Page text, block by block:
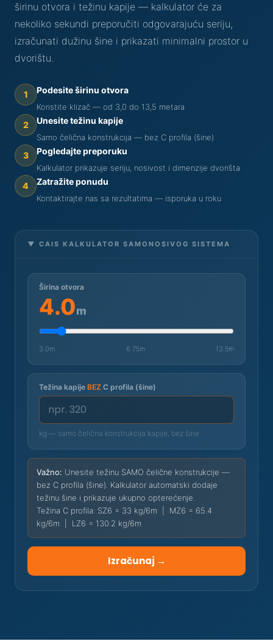
širinu otvora i težinu kapije — kalkulator će za
nekoliko sekundi preporučiti odgovarajuću seriju,
izračunati dužinu šine i prikazati minimalni prostor u
dvorištu.
1 Podesite širinu otvora
Koristite klizač — od 3,0 do 13,5 metara
2 Unesite težinu kapije
Samo čelična konstrukcija — bez C profila (šine)
3 Pogledajte preporuku
Kalkulator prikazuje seriju, nosivost i dimenzije dvorišta
4 Zatražite ponudu
Kontaktirajte nas sa rezultatima — isporuka u roku
▼ CAIS KALKULATOR SAMONOSIVOG SISTEMA
Širina otvora
4.0m
3.0m 6.75m 13.5m
Težina kapije BEZ C profila (šine)
kg — samo čelična konstrukcija kapije, bez šine
Važno: Unesite težinu SAMO čelične konstrukcije —
bez C profila (šine). Kalkulator automatski dodaje
težinu šine i prikazuje ukupno opterećenje.
Težina C profila: SZ6 = 33 kg/6m | MZ6 = 65.4
kg/6m | LZ6 = 130.2 kg/6m
Izračunaj →